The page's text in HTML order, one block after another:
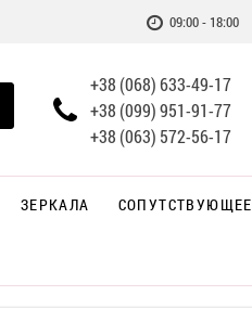
09:00 - 18:00
+38 (068) 633-49-17
+38 (099) 951-91-77
+38 (063) 572-56-17
ЗЕРКАЛА СОПУТСТВУЮЩЕЕ